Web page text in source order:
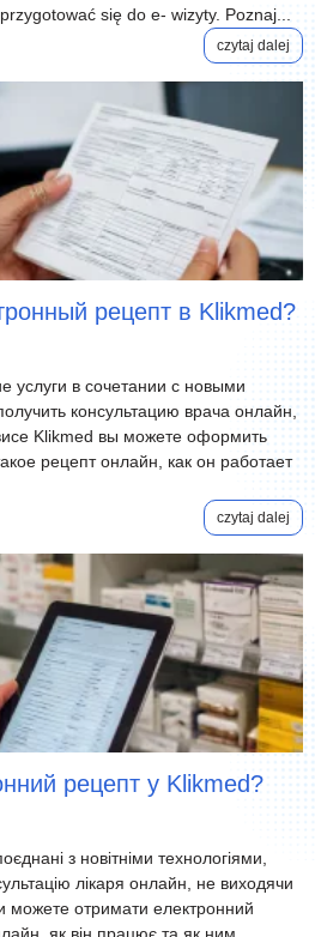
się do e- wizyty. Poznaj...
czytaj dalej
рецепт в Klikmed?
услуги в сочетании с новыми
консультацию врача онлайн,
Klikmed вы можете оформить
рецепт онлайн, как он работает
czytaj dalej
рецепт у Klikmed?
з новітніми технологіями,
лікаря онлайн, не виходячи
можете отримати електронний